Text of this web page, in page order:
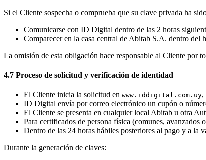
Si el Cliente sospecha o comprueba que su clave privada ha
Comunicarse con ID Digital dentro de las 2 horas
Comparecer en la casa central de Abitab S.A. dentro del
La omisión de esta obligación hace responsable al Cliente por
4.7 Proceso de solicitud y verificación de identidad
El Cliente inicia la solicitud en www.iddigital.com.uy,
ID Digital envía por correo electrónico un cupón o
El Cliente se presenta en cualquier local Abitab u otra
Para certificados de persona física (comunes,
Dentro de las 24 horas hábiles posteriores al pago y a
Durante la generación de claves: